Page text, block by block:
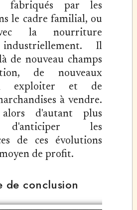
fabriqués par les
le cadre familial, ou
la nourriture
Il
de nouveau champs
de nouveaux
exploiter et de
à vendre.
d'autant plus
d'anticiper les
de ces évolutions
de profit.
de conclusion